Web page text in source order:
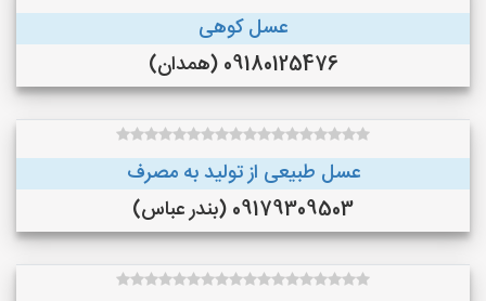
عسل کوهی
09180125476 (همدان)
عسل طبیعی از تولید به مصرف
09179309503 (بندر عباس)